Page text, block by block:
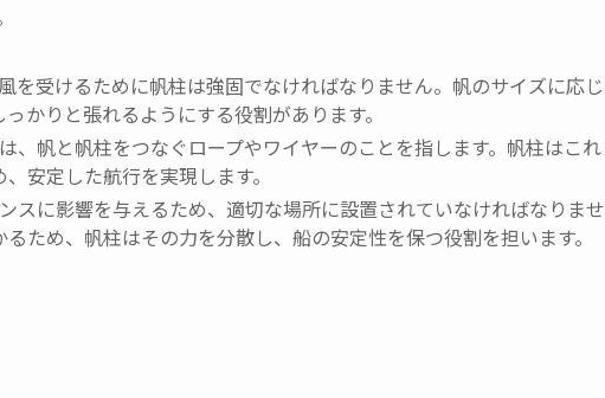
を受けるために帆柱は強固でなければなりません。帆のサイズに応じ
かりと張れるようにする役割があります。
、帆と帆柱をつなぐロープやワイヤーのことを指します。帆柱はこれ
安定した航行を実現します。
スに影響を与えるため、適切な場所に設置されていなければなりませ
ため、帆柱はその力を分散し、船の安定性を保つ役割を担います。